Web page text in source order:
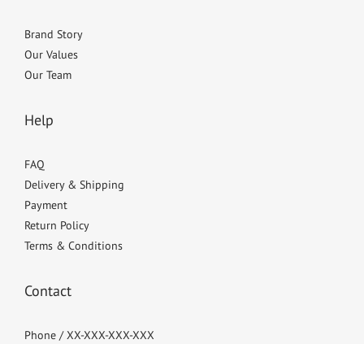
Brand Story
Our Values
Our Team
Help
FAQ
Delivery & Shipping
Payment
Return Policy
Terms & Conditions
Contact
Phone / XX-XXX-XXX-XXX